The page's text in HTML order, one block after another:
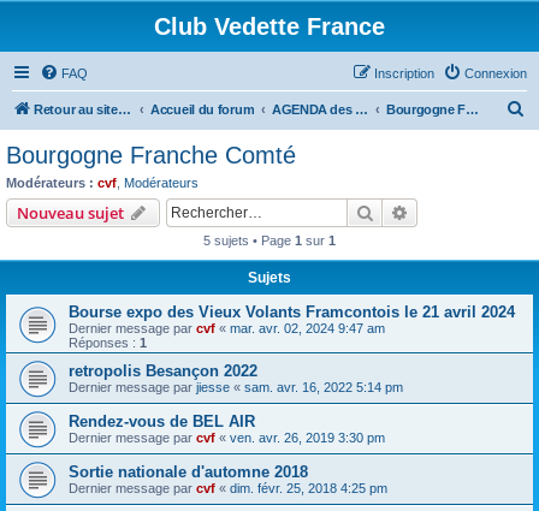
Club Vedette France
FAQ Connexion
Inscription
Retour au site CVF Accueil du forum AGENDA des Bourses, Expositions et RDV du WE Bourgogne Franche Comté
Bourgogne Franche Comté
Modérateurs : cvf Modérateurs
Nouveau sujet Rechercher
5 sujets • Page 1 sur 1
Sujets
Bourse expo des Vieux Volants Framcontois le 21 avril 2024
Dernier message par cvf « mar. avr. 02, 2024 9:47 am
Réponses : 1
retropolis Besançon 2022
Dernier message par jiesse « sam. avr. 16, 2022 5:14 pm
Rendez-vous de BEL AIR
Dernier message par cvf « ven. avr. 26, 2019 3:30 pm
Sortie nationale d'automne 2018
Dernier message par cvf « dim. févr. 25, 2018 4:25 pm